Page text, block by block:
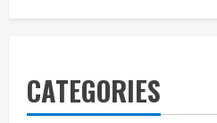
CATEGORIES